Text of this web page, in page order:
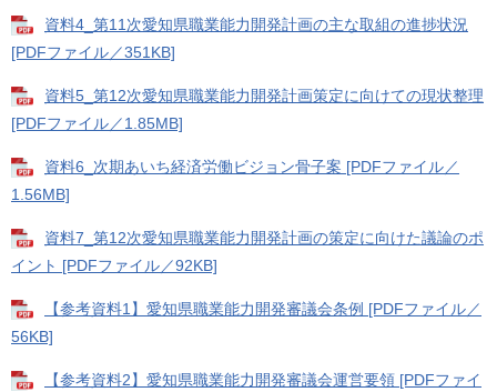
資料4_第11次愛知県職業能力開発計画の主な取組の進捗状況
[PDFファイル／351KB]
資料5_第12次愛知県職業能力開発計画策定に向けての現状整理
[PDFファイル／1.85MB]
資料6_次期あいち経済労働ビジョン骨子案 [PDFファイル／
1.56MB]
資料7_第12次愛知県職業能力開発計画の策定に向けた議論のポ
イント [PDFファイル／92KB]
【参考資料1】愛知県職業能力開発審議会条例 [PDFファイル／
56KB]
【参考資料2】愛知県職業能力開発審議会運営要領 [PDFファイ